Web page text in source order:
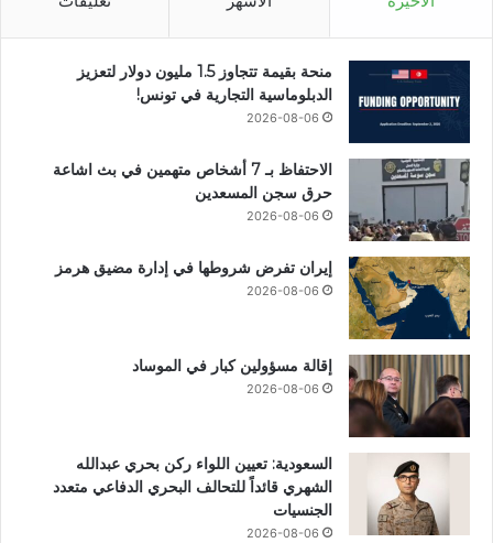
منحة بقيمة تتجاوز 1.5 مليون دولار لتعزيز
الدبلوماسية التجارية في تونس!
2026-08-06
الاحتفاظ بـ 7 أشخاص متهمين في بث اشاعة
حرق سجن المسعدين
2026-08-06
إيران تفرض شروطها في إدارة مضيق هرمز
2026-08-06
إقالة مسؤولين كبار في الموساد
2026-08-06
السعودية: تعيين اللواء ركن بحري عبدالله
الشهري قائداً للتحالف البحري الدفاعي متعدد
الجنسيات
2026-08-06